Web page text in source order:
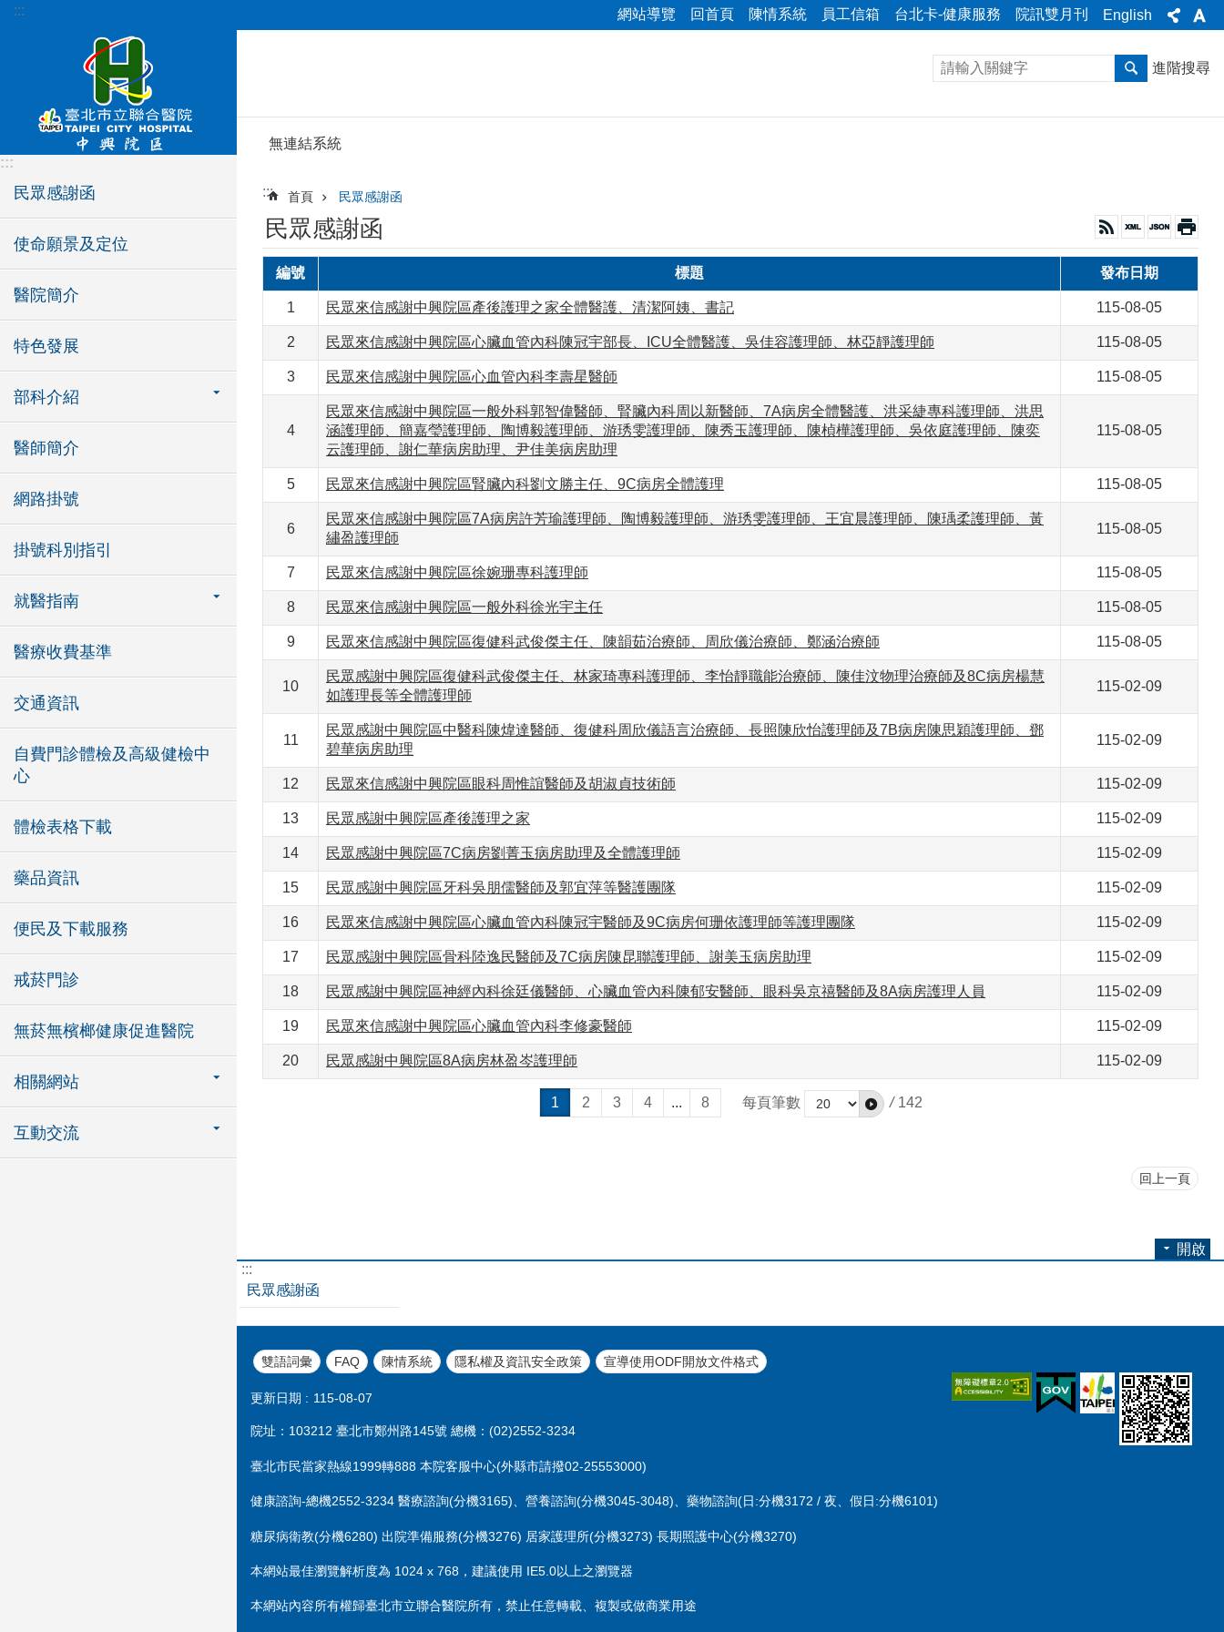
跳到主要內容區塊
::: 網站導覽 回首頁 陳情系統 員工信箱 台北卡-健康服務 院訊雙月刊 English
:::
民眾感謝函
使命願景及定位
醫院簡介
特色發展
部科介紹
醫師簡介
網路掛號
掛號科別指引
就醫指南
醫療收費基準
交通資訊
自費門診體檢及高級健檢中
心
體檢表格下載
藥品資訊
便民及下載服務
戒菸門診
無菸無檳榔健康促進醫院
相關網站
互動交流
進階搜尋
無連結系統
::: 首頁 民眾感謝函
民眾感謝函
編號 標題 發布日期
1 民眾來信感謝中興院區產後護理之家全體醫護、清潔阿姨、書記 115-08-05
2 民眾來信感謝中興院區心臟血管內科陳冠宇部長、ICU全體醫護、吳佳容護理師、林亞靜護理師 115-08-05
3 民眾來信感謝中興院區心血管內科李壽星醫師 115-08-05
4
民眾來信感謝中興院區一般外科郭智偉醫師、腎臟內科周以新醫師、7A病房全體醫護、洪采緁專科護理師、洪思
涵護理師、簡嘉瑩護理師、陶博毅護理師、游琇雯護理師、陳秀玉護理師、陳楨樺護理師、吳依庭護理師、陳奕
云護理師、謝仁華病房助理、尹佳美病房助理
115-08-05
5 民眾來信感謝中興院區腎臟內科劉文勝主任、9C病房全體護理 115-08-05
6
民眾來信感謝中興院區7A病房許芳瑜護理師、陶博毅護理師、游琇雯護理師、王宜晨護理師、陳瑀柔護理師、黃
繡盈護理師
115-08-05
7 民眾來信感謝中興院區徐婉珊專科護理師 115-08-05
8 民眾來信感謝中興院區一般外科徐光宇主任 115-08-05
9 民眾來信感謝中興院區復健科武俊傑主任、陳韻茹治療師、周欣儀治療師、鄭涵治療師 115-08-05
10
民眾感謝中興院區復健科武俊傑主任、林家琦專科護理師、李怡靜職能治療師、陳佳汶物理治療師及8C病房楊慧
如護理長等全體護理師
115-02-09
11
民眾感謝中興院區中醫科陳煒達醫師、復健科周欣儀語言治療師、長照陳欣怡護理師及7B病房陳思穎護理師、鄧
碧華病房助理
115-02-09
12 民眾來信感謝中興院區眼科周惟誼醫師及胡淑貞技術師 115-02-09
13 民眾感謝中興院區產後護理之家 115-02-09
14 民眾感謝中興院區7C病房劉菁玉病房助理及全體護理師 115-02-09
15 民眾感謝中興院區牙科吳朋儒醫師及郭宜萍等醫護團隊 115-02-09
16 民眾來信感謝中興院區心臟血管內科陳冠宇醫師及9C病房何珊依護理師等護理團隊 115-02-09
17 民眾感謝中興院區骨科陸逸民醫師及7C病房陳昆聯護理師、謝美玉病房助理 115-02-09
18 民眾感謝中興院區神經內科徐廷儀醫師、心臟血管內科陳郁安醫師、眼科吳京禧醫師及8A病房護理人員 115-02-09
19 民眾來信感謝中興院區心臟血管內科李修豪醫師 115-02-09
20 民眾感謝中興院區8A病房林盈岑護理師 115-02-09
1 2 3 4 ... 8 每頁筆數 / 142
回上一頁
開啟
:::
民眾感謝函
雙語詞彙 FAQ 陳情系統 隱私權及資訊安全政策 宣導使用ODF開放文件格式
更新日期 115-08-07
院址：103212 臺北市鄭州路145號 總機：(02)2552-3234
臺北市民當家熱線1999轉888 本院客服中心(外縣市請撥02-25553000)
健康諮詢-總機2552-3234 醫療諮詢(分機3165)、營養諮詢(分機3045-3048)、藥物諮詢(日:分機3172 / 夜、假日:分機6101)
糖尿病衛教(分機6280) 出院準備服務(分機3276) 居家護理所(分機3273) 長期照護中心(分機3270)
本網站最佳瀏覽解析度為 1024 x 768，建議使用 IE5.0以上之瀏覽器
本網站內容所有權歸臺北市立聯合醫院所有，禁止任意轉載、複製或做商業用途